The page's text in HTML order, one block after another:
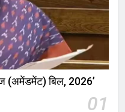
(अमेंडमेंट) बिल, 2026’
01